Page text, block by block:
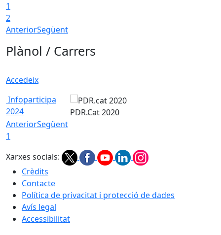
1
2
AnteriorSegüent
Plànol / Carrers
Accedeix
Infoparticipa
2024
PDR.Cat 2020
AnteriorSegüent
1
Xarxes socials:
Crèdits
Contacte
Política de privacitat i protecció de dades
Avís legal
Accessibilitat